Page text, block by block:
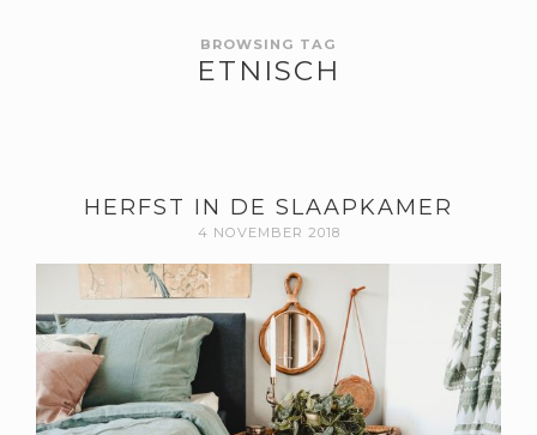
BROWSING TAG
ETNISCH
HERFST IN DE SLAAPKAMER
4 NOVEMBER 2018